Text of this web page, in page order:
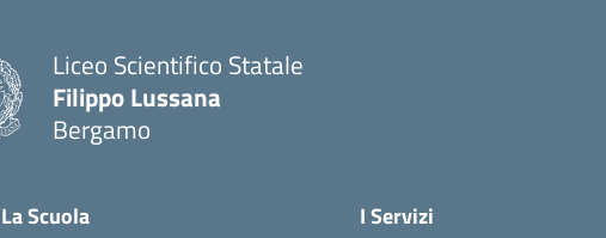
Liceo Scientifico Statale
Filippo Lussana
Bergamo
La Scuola I Servizi